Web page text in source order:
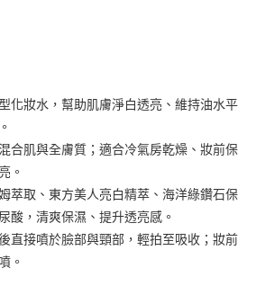
彰化商業銀行
兆豐國際商業銀行
華泰商業銀行
遠東國際商業銀行
永豐商業銀行
星展（台灣）商業銀行
化妝水，幫助肌膚淨白透亮、維持油水平
合肌與全膚質；適合冷氣房乾燥、妝前保
。
萃取、東方美人亮白精萃、海洋綠鑽石保
酸，清爽保濕、提升透亮感。
直接噴於臉部與頸部，輕拍至吸收；妝前
。